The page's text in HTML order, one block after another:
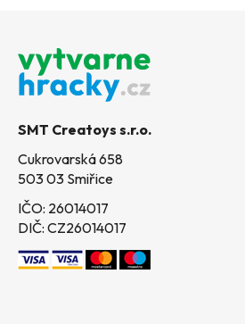
SMT Creatoys s.r.o.
Cukrovarská 658
503 03 Smiřice
IČO: 26014017
DIČ: CZ26014017